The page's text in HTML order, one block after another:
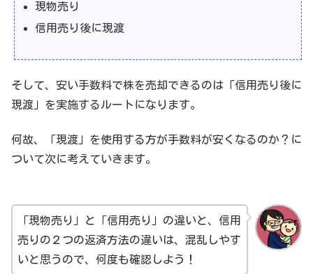
現物売り
信用売り後に現渡
そして、安い手数料で株を売却できるのは「信用売り後に
現渡」を実施するルートになります。
何故、「現渡」を使用する方が手数料が安くなるのか？に
ついて次に考えていきます。
「現物売り」と「信用売り」の違いと、信用
売りの２つの返済方法の違いは、混乱しやす
いと思うので、何度も確認しよう！